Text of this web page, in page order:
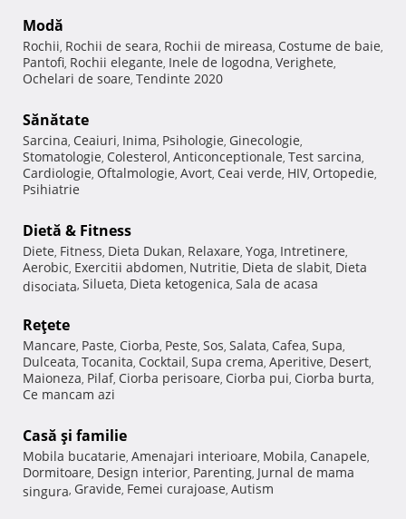
Modă
Rochii, Rochii de seara, Rochii de mireasa, Costume de baie,
Pantofi, Rochii elegante, Inele de logodna, Verighete,
Ochelari de soare, Tendinte 2020
Sănătate
Sarcina, Ceaiuri, Inima, Psihologie, Ginecologie,
Stomatologie, Colesterol, Anticonceptionale, Test sarcina,
Cardiologie, Oftalmologie, Avort, Ceai verde, HIV, Ortopedie,
Psihiatrie
Dietă & Fitness
Diete, Fitness, Dieta Dukan, Relaxare, Yoga, Intretinere,
Aerobic, Exercitii abdomen, Nutritie, Dieta de slabit, Dieta
disociata, Silueta, Dieta ketogenica, Sala de acasa
Reţete
Mancare, Paste, Ciorba, Peste, Sos, Salata, Cafea, Supa,
Dulceata, Tocanita, Cocktail, Supa crema, Aperitive, Desert,
Maioneza, Pilaf, Ciorba perisoare, Ciorba pui, Ciorba burta,
Ce mancam azi
Casă şi familie
Mobila bucatarie, Amenajari interioare, Mobila, Canapele,
Dormitoare, Design interior, Parenting, Jurnal de mama
singura, Gravide, Femei curajoase, Autism